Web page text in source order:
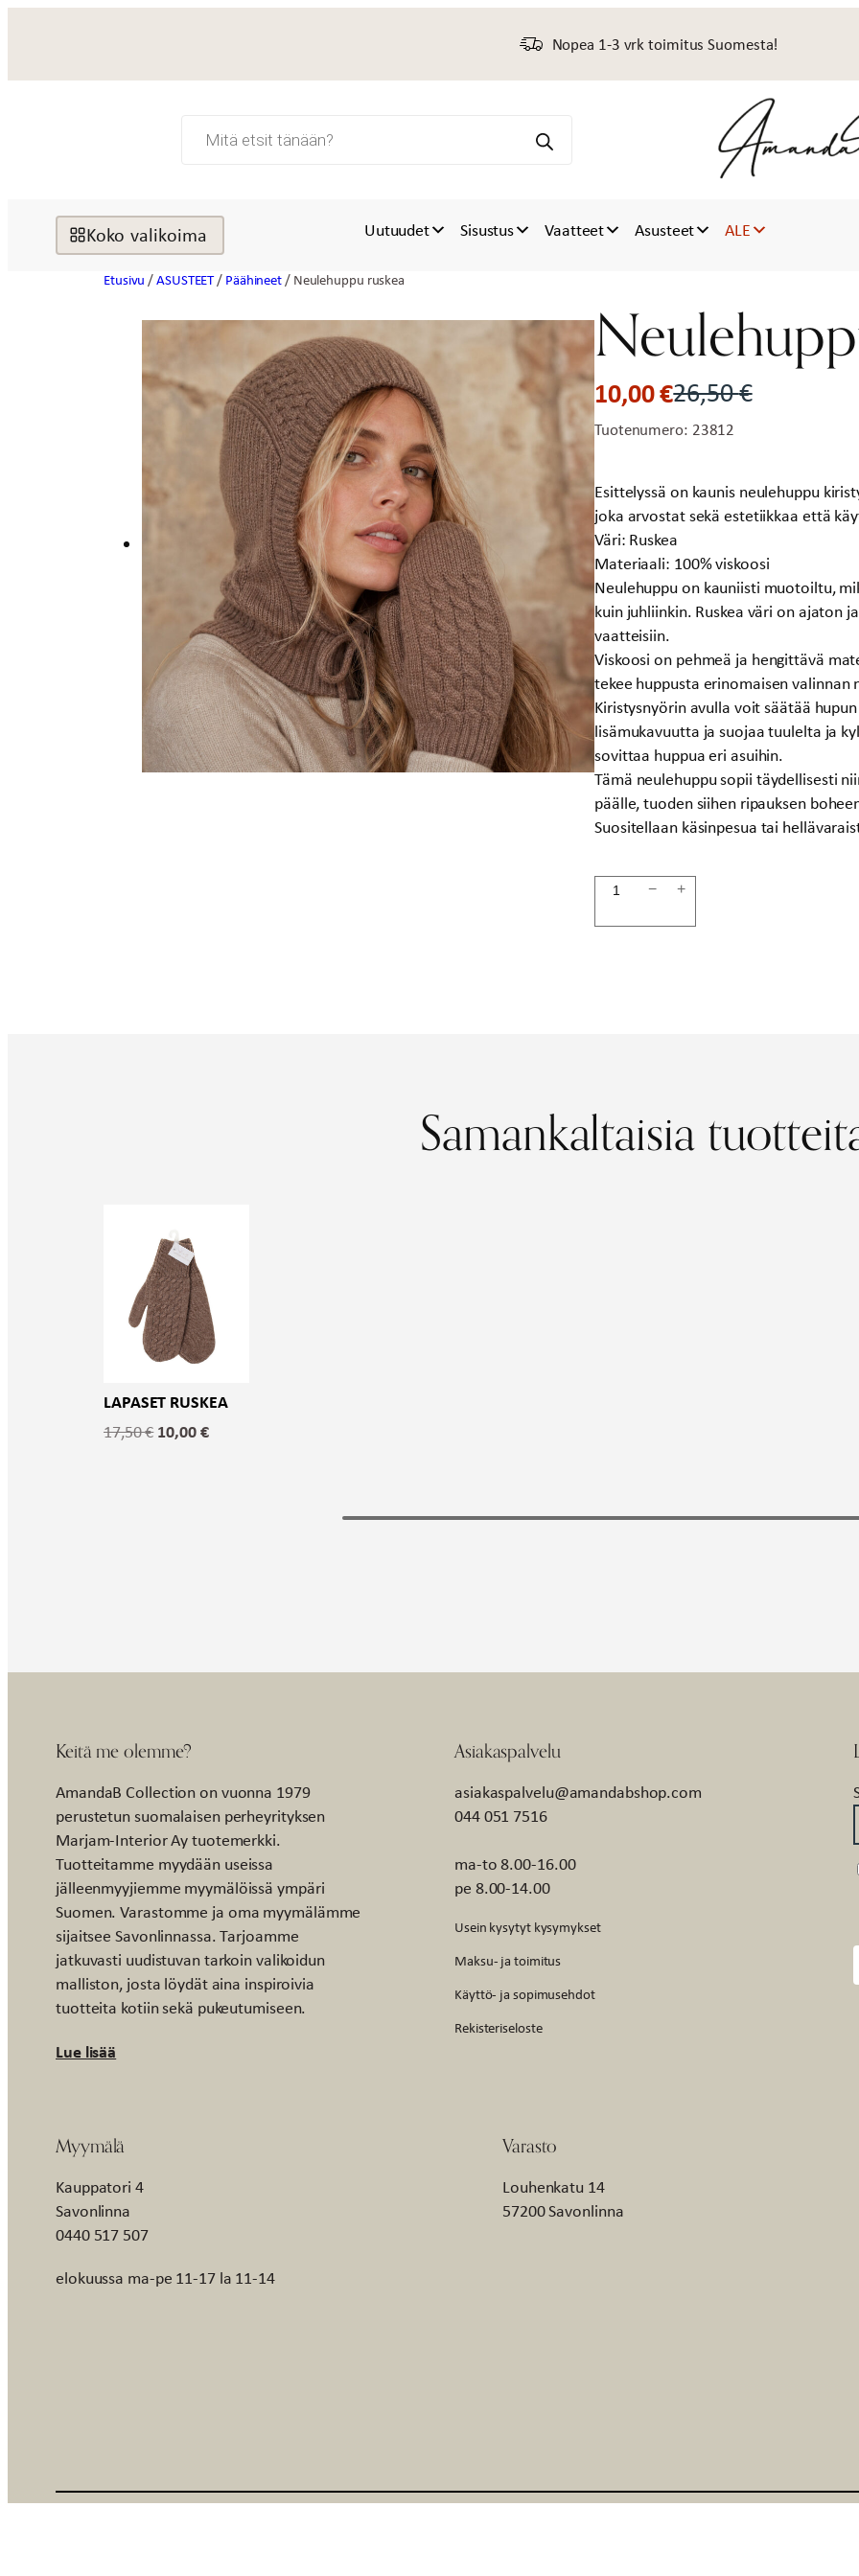
Nopea 1-3 vrk toimitus Suomesta!
search
Koko valikoima Uutuudet Sisustus Vaatteet Asusteet ALE
Etusivu /ASUSTEET/ Päähineet/ Neulehuppu ruskea
26,50€
Alkuperäinen
hinta
oli:
26,50 €.
10,00€
Nykyinen
hinta
on:
10,00 €.
Tuotenumero: 23812
Esittelyssä on kaunis neulehuppu
joka arvostat sekä estetiikkaa että
Väri: Ruskea
Materiaali: 100% viskoosi
Neulehuppu on kauniisti muotoiltu,
kuin juhliinkin. Ruskea väri on ajaton
vaatteisiin.
Viskoosi on pehmeä ja hengittävä
tekee huppusta erinomaisen valinnan
Kiristysnyörin avulla voit säätää
lisämukavuutta ja suojaa tuulelta ja
sovittaa huppua eri asuihin.
Tämä neulehuppu sopii täydellisesti
päälle, tuoden siihen ripauksen
Suositellaan käsinpesua tai
Neulehuppu
− +
Samankaltaisia
LAPASET RUSKEA
17,50€Alkuperäinen
10,00€Nykyinen
Keitä me olemme?
AmandaB Collection on vuonna 1979
perustetun suomalaisen perheyrityksen
Marjam-Interior Ay tuotemerkki.
Tuotteitamme myydään useissa
jälleenmyyjiemme myymälöissä ympäri
Suomen. Varastomme ja oma myymälämme
sijaitsee Savonlinnassa. Tarjoamme
jatkuvasti uudistuvan tarkoin valikoidun
malliston, josta löydät aina inspiroivia
tuotteita kotiin sekä pukeutumiseen.
Lue lisää
Asiakaspalvelu
asiakaspalvelu@amandabshop.com
044 051 7516
ma-to 8.00-16.00
pe 8.00-14.00
Usein kysytyt kysymykset
Maksu- ja toimitus
Käyttö- ja sopimusehdot
Rekisteriseloste
Myymälä
Kauppatori 4
Savonlinna
0440 517 507
elokuussa ma-pe 11-17 la 11-14
Varasto
Louhenkatu 14
57200 Savonlinna